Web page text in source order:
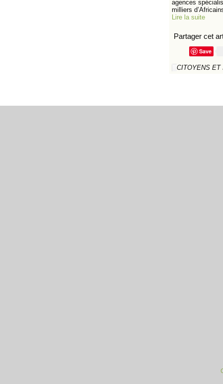
agences
milliers
Lire la suite
Partager cet
Save
CITOYENS ET